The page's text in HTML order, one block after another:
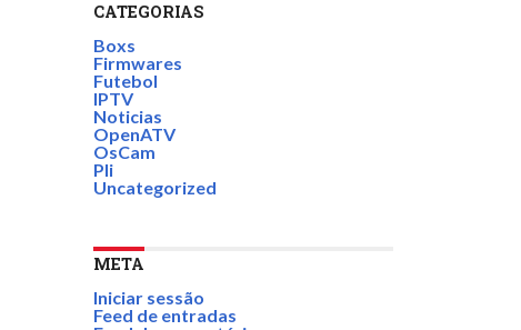
CATEGORIAS
Boxs
Firmwares
Futebol
IPTV
Noticias
OpenATV
OsCam
Pli
Uncategorized
META
Iniciar sessão
Feed de entradas